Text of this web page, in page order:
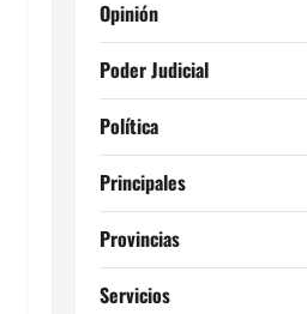
Opinión
Poder Judicial
Política
Principales
Provincias
Servicios